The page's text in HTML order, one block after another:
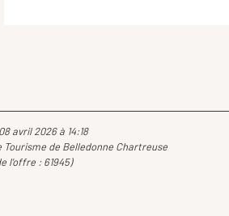
avril 2026 à 14:18
Tourisme de Belledonne Chartreuse
l'offre : 61945)